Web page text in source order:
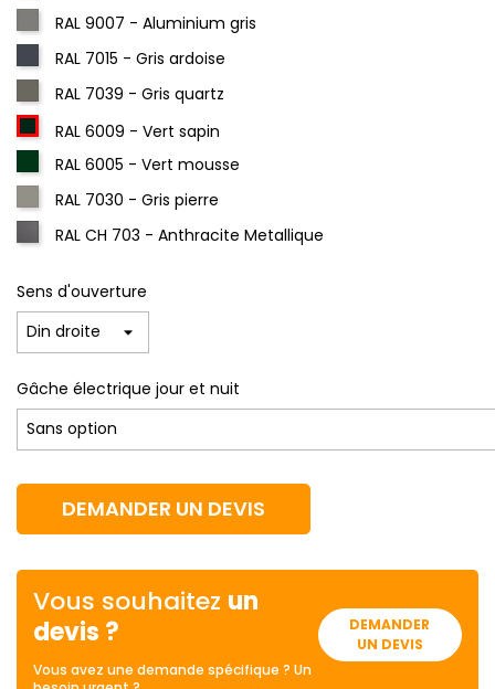
RAL 9007 - Aluminium gris
RAL 7015 - Gris ardoise
RAL 7039 - Gris quartz
RAL 6009 - Vert sapin
RAL 6005 - Vert mousse
RAL 7030 - Gris pierre
RAL CH 703 - Anthracite Metallique
Sens d'ouverture
Gâche électrique jour et nuit
DEMANDER UN DEVIS
Vous souhaitez un
devis ?
Vous avez une demande spécifique ? Un
DEMANDER
UN DEVIS